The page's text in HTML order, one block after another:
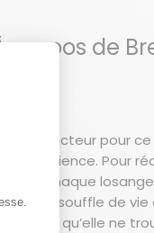
propos de
fil conducteur pour
patience. Pour
chaque
un souffle de
ce qu’elle ne